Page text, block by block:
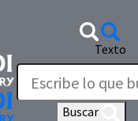
Texto
Buscar